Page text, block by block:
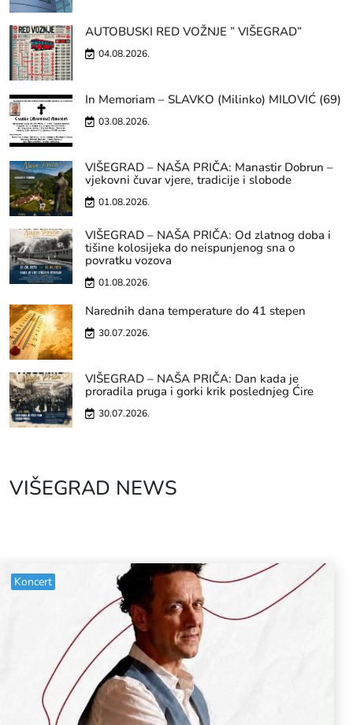
AUTOBUSKI RED VOŽNJE ” VIŠEGRAD”
04.08.2026.
In Memoriam – SLAVKO (Milinko) MILOVIĆ (69)
03.08.2026.
VIŠEGRAD – NAŠA PRIČA: Manastir Dobrun –
vjekovni čuvar vjere, tradicije i slobode
01.08.2026.
VIŠEGRAD – NAŠA PRIČA: Od zlatnog doba i
tišine kolosijeka do neispunjenog sna o
povratku vozova
01.08.2026.
Narednih dana temperature do 41 stepen
30.07.2026.
VIŠEGRAD – NAŠA PRIČA: Dan kada je
proradila pruga i gorki krik poslednjeg Ćire
30.07.2026.
VIŠEGRAD NEWS
Koncert